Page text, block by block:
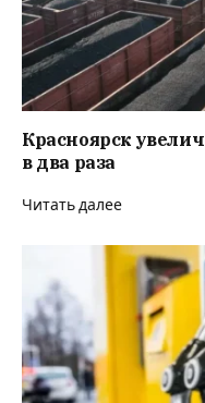
Красноярск
в два раза
Читать далее